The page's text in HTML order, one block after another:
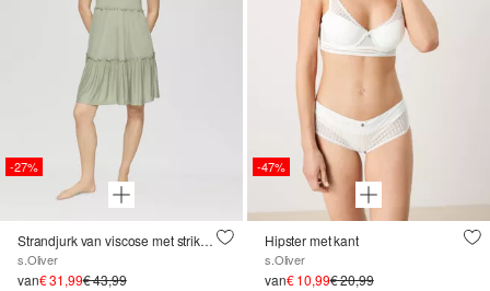
-27%
Strandjurk van viscose met strikdetail
s.Oliver
van€ 31,99€ 43,99
-47%
Hipster met kant
s.Oliver
van€ 10,99€ 20,99